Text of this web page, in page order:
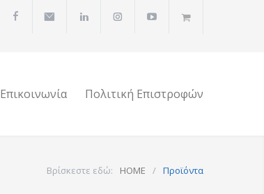
Επικοινωνία Πολιτική Επιστροφών
Βρίσκεστε εδώ: HOME / Προϊόντα